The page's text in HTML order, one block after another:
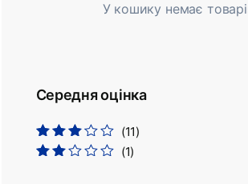
У кошику немає
Середня оцінка
Оцінено
(11)
(1)